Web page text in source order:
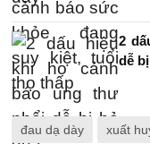
2
dễ
đau dạ dày xuất